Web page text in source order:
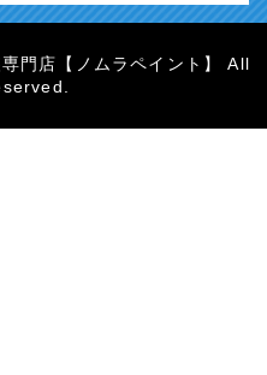
門店【ノムラペイント】 All